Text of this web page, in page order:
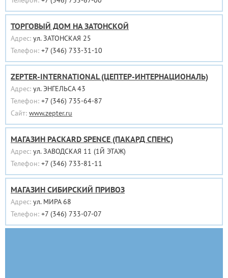
ТОРГОВЫЙ ДОМ НА ЗАТОНСКОЙ
Адрес: ул. ЗАТОНСКАЯ 25
Телефон: +7 (346) 733-31-10
ZEPTER-INTERNATIONAL (ЦЕПТЕР-ИНТЕРНАЦИОНАЛЬ)
Адрес: ул. ЭНГЕЛЬСА 43
Телефон: +7 (346) 735-64-87
Сайт: www.zepter.ru
МАГАЗИН PACKARD SPENCE (ПАКАРД СПЕНС)
Адрес: ул. ЗАВОДСКАЯ 11 (1Й ЭТАЖ)
Телефон: +7 (346) 733-81-11
МАГАЗИН СИБИРСКИЙ ПРИВОЗ
Адрес: ул. МИРА 68
Телефон: +7 (346) 733-07-07